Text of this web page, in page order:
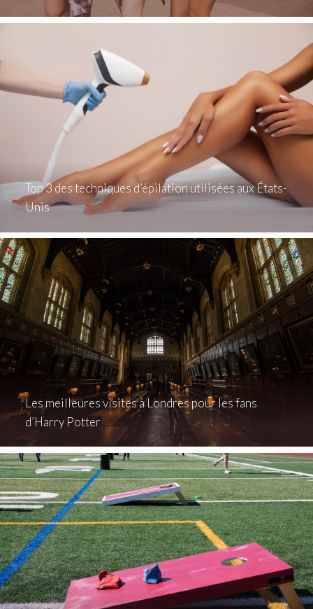
Top 3 des techniques d’épilation utilisées aux États-
Unis
Les meilleures visites à Londres pour les fans
d’Harry Potter